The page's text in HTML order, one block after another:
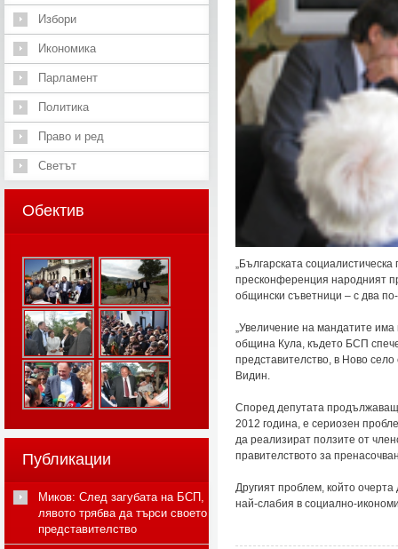
„Българската
пресконференция народният
общински съветници – с два
„Увеличение на мандатите
община Кула, където БСП
представителство, в Ново
Видин.
Според депутата
2012 година, е сериозен
да реализират ползите от
правителството за
Другият проблем, който
най-слабия в социално-
Избори
Икономика
Парламент
Политика
Право и ред
Светът
Обектив
Публикации
Миков: След загубата на БСП,
лявото трябва да търси своето
представителство